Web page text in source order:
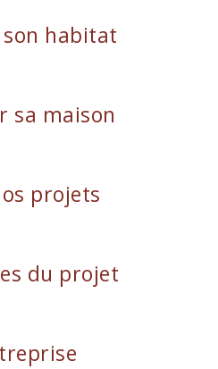
son habitat
sa maison
projets
du projet